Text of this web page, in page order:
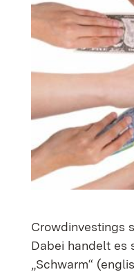
Crowdinvestings
Dabei handelt es
„Schwarm“